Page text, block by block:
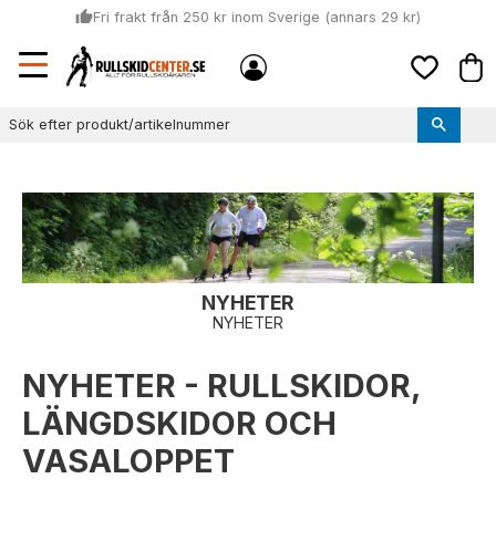
Meny
thumb_upFri frakt från 250 kr inom Sverige (annars 29 kr)
local_shipping
Sommar: Beställ innan kl 11:00 (mån-ons) och vi skickar lagervaror
samma dag
NYHETER
NYHETER
NYHETER - RULLSKIDOR,
LÄNGDSKIDOR OCH
VASALOPPET